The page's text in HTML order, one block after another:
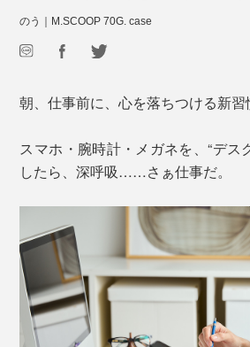
のう｜M.SCOOP 70G. case
朝、仕事前に、心を落ちつける新習
スマホ・腕時計・メガネを、“デス
したら、深呼吸……さぁ仕事だ。